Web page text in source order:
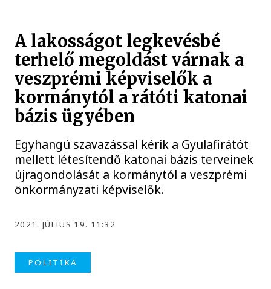
A lakosságot legkevésbé
terhelő megoldást várnak a
veszprémi képviselők a
kormánytól a rátóti katonai
bázis ügyében
Egyhangú szavazással kérik a Gyulafirátót
mellett létesítendő katonai bázis terveinek
újragondolását a kormánytól a veszprémi
önkormányzati képviselők.
2021. JÚLIUS 19. 11:32
POLITIKA